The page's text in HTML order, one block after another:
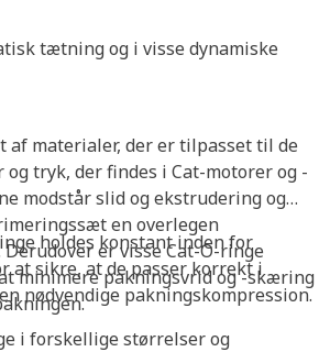
tætning og i visse dynamiske
af materialer, der er tilpasset til de
tryk, der findes i Cat-motorer og -
modstår slid og ekstrudering og
en overlegen
er visse Cat-O-ringe
minimere pakningsvrid og -skæring
holdes konstant inden for
at sikre, at de passer korrekt i
nødvendige pakningskompression.
i forskellige størrelser og